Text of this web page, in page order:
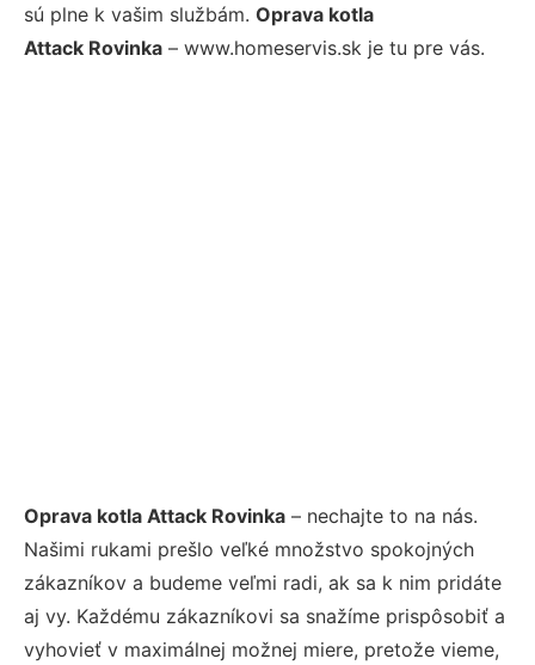
sú plne k vašim službám. Oprava kotla
Attack Rovinka – www.homeservis.sk je tu pre vás.
Oprava kotla Attack Rovinka – nechajte to na nás.
Našimi rukami prešlo veľké množstvo spokojných
zákazníkov a budeme veľmi radi, ak sa k nim pridáte
aj vy. Každému zákazníkovi sa snažíme prispôsobiť a
vyhovieť v maximálnej možnej miere, pretože vieme,